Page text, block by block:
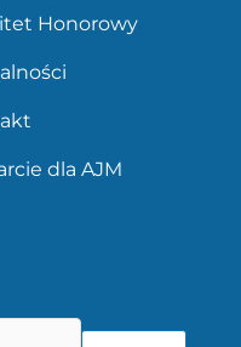
Honorowy
dla AJM